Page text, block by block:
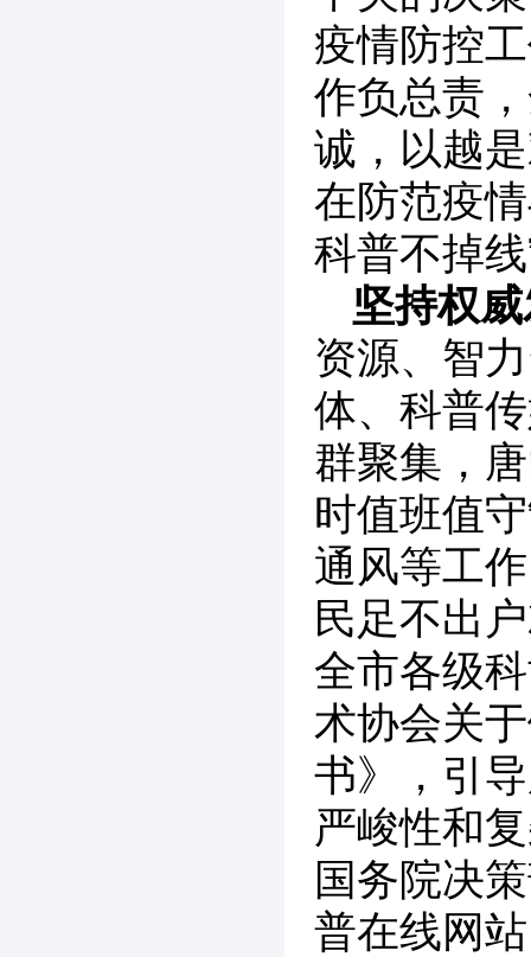
疫情防控
作负总责
诚，以越
在防范疫
科普不掉线
坚持权
资源、智
体、科普
群聚集，
时值班值
通风等工
民足不出
全市各级
术协会关
书》，引
严峻性和
国务院决
普在线网